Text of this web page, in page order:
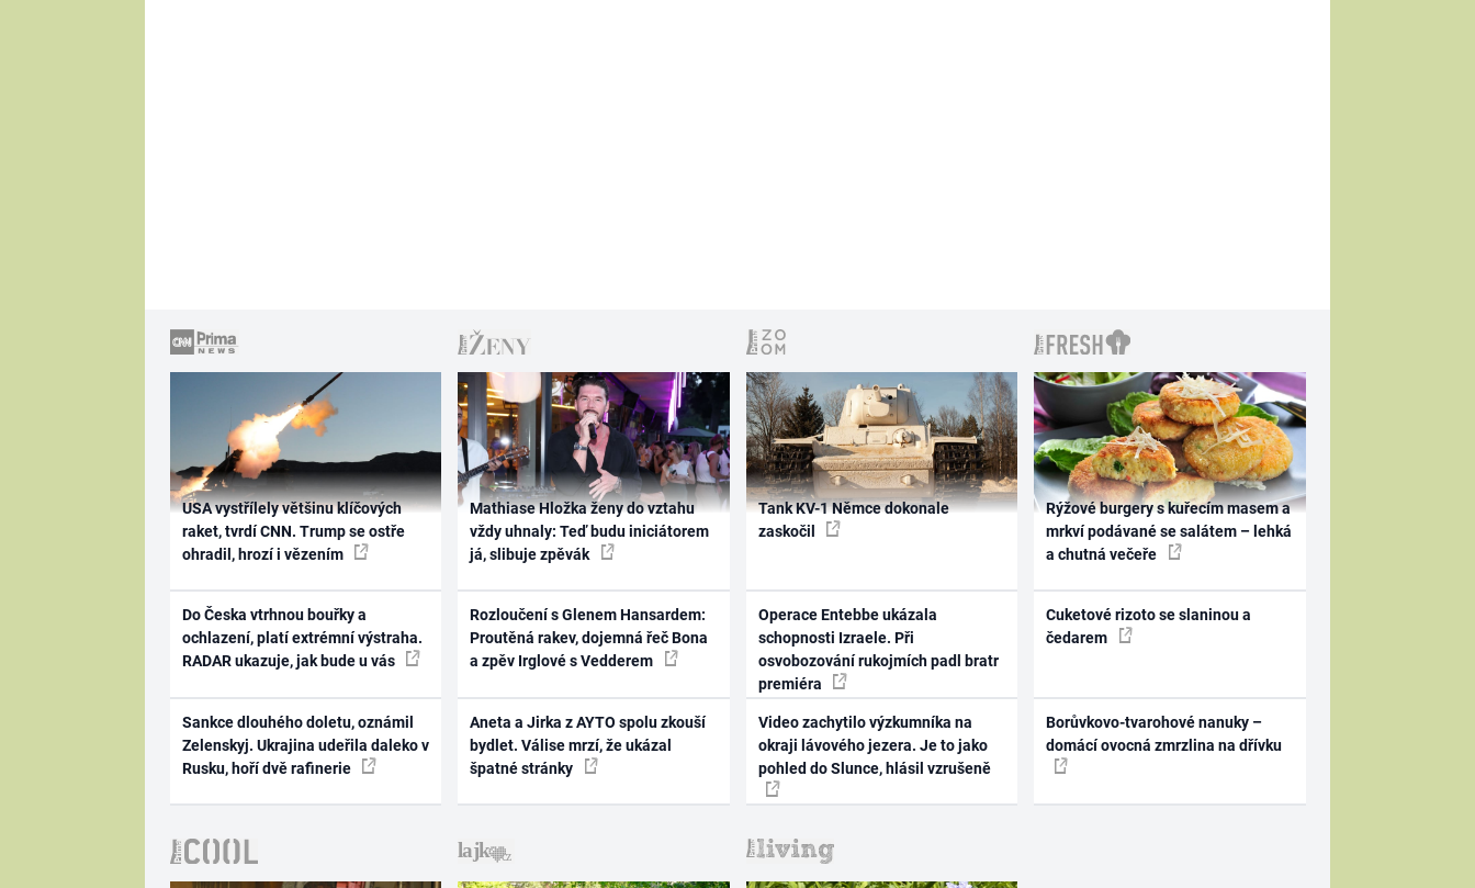
USA vystřílely většinu klíčových
raket, tvrdí CNN. Trump se ostře
ohradil, hrozí i vězením
Do Česka vtrhnou bouřky a
ochlazení, platí extrémní výstraha.
RADAR ukazuje, jak bude u vás
Sankce dlouhého doletu, oznámil
Zelenskyj. Ukrajina udeřila daleko v
Rusku, hoří dvě rafinerie
Mathiase Hložka ženy do vztahu
vždy uhnaly: Teď budu iniciátorem
já, slibuje zpěvák
Rozloučení s Glenem Hansardem:
Proutěná rakev, dojemná řeč Bona
a zpěv Irglové s Vedderem
Aneta a Jirka z AYTO spolu zkouší
bydlet. Válise mrzí, že ukázal
špatné stránky
Tank KV-1 Němce dokonale
zaskočil
Operace Entebbe ukázala
schopnosti Izraele. Při
osvobozování rukojmích padl bratr
premiéra
Video zachytilo výzkumníka na
okraji lávového jezera. Je to jako
pohled do Slunce, hlásil vzrušeně
Rýžové burgery s kuřecím masem a
mrkví podávané se salátem – lehká
a chutná večeře
Cuketové rizoto se slaninou a
čedarem
Borůvkovo-tvarohové nanuky –
domácí ovocná zmrzlina na dřívku